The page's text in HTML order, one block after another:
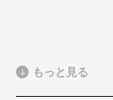
もっと見る